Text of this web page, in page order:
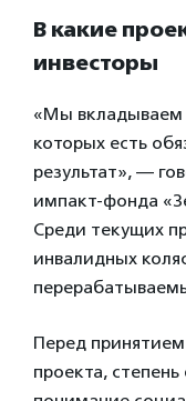
В какие
инвесторы
«Мы вкладываем
которых есть
результат», —
импакт-фонда
Среди текущих
инвалидных
Перед
проекта,